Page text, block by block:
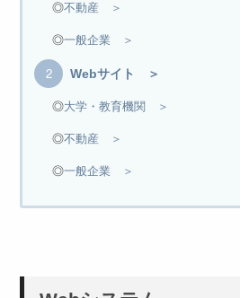
◎不動産 ＞
◎一般企業 ＞
Webサイト ＞
◎大学・教育機関 ＞
◎不動産 ＞
◎一般企業 ＞